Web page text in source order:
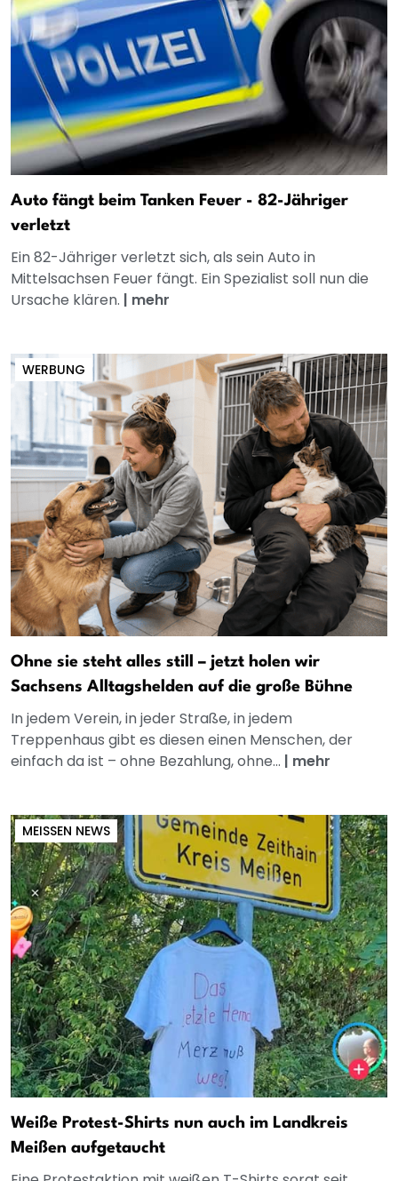
Auto fängt beim Tanken Feuer - 82-Jähriger
verletzt
Ein 82-Jähriger verletzt sich, als sein Auto in
Mittelsachsen Feuer fängt. Ein Spezialist soll nun die
Ursache klären. | mehr
WERBUNG
Ohne sie steht alles still – jetzt holen wir
Sachsens Alltagshelden auf die große Bühne
In jedem Verein, in jeder Straße, in jedem
Treppenhaus gibt es diesen einen Menschen, der
einfach da ist – ohne Bezahlung, ohne... | mehr
MEISSEN NEWS
Weiße Protest-Shirts nun auch im Landkreis
Meißen aufgetaucht